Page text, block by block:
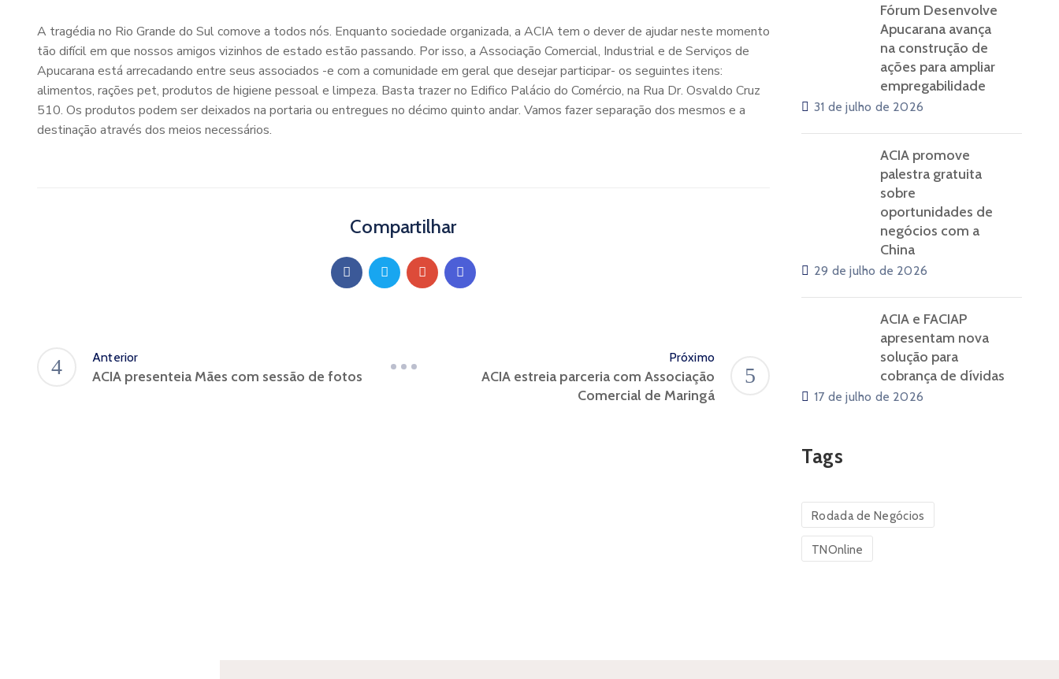
A tragédia no Rio Grande do Sul comove a todos nós. Enquanto sociedade organizada, a ACIA tem o dever de ajudar neste momento
tão difícil em que nossos amigos vizinhos de estado estão passando. Por isso, a Associação Comercial, Industrial e de Serviços de
Apucarana está arrecadando entre seus associados -e com a comunidade em geral que desejar participar- os seguintes itens:
alimentos, rações pet, produtos de higiene pessoal e limpeza. Basta trazer no Edifico Palácio do Comércio, na Rua Dr. Osvaldo Cruz
510. Os produtos podem ser deixados na portaria ou entregues no décimo quinto andar. Vamos fazer separação dos mesmos e a
destinação através dos meios necessários.
Compartilhar
Anterior
ACIA presenteia Mães com sessão de fotos
Próximo
ACIA estreia parceria com Associação
Comercial de Maringá
Fórum Desenvolve
Apucarana avança
na construção de
ações para ampliar
empregabilidade
31 de julho de 2026
ACIA promove
palestra gratuita
sobre
oportunidades de
negócios com a
China
29 de julho de 2026
ACIA e FACIAP
apresentam nova
solução para
cobrança de dívidas
17 de julho de 2026
Tags
Rodada de Negócios
TNOnline